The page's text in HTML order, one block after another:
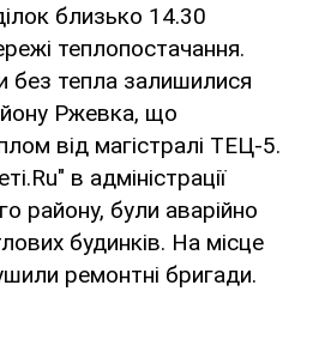
близько 14.30
теплопостачання.
без тепла залишилися
Ржевка, що
від магістралі ТЕЦ-5.
в адміністрації
району, були аварійно
будинків. На місце
ремонтні бригади.